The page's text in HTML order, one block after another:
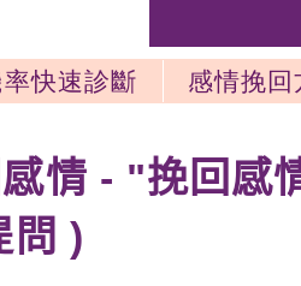
快速診斷
感情挽
情 - "挽回感
問 )